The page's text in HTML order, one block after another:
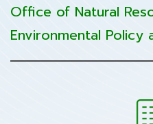
Office of Natural
Environmental Policy